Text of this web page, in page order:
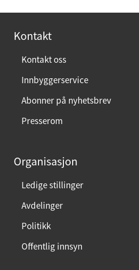
Kontakt
Kontakt oss
Innbyggerservice
Abonner på nyhetsbrev
Presserom
Organisasjon
Ledige stillinger
Avdelinger
Politikk
Offentlig innsyn